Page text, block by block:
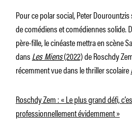
Pour ce polar social, Peter Dourountzis
de comédiens et comédiennes solide.
père-fille, le cinéaste mettra en scène
dansLes Miens(2022)de Roschdy
récemment vue dans le thriller scolaire
Roschdy Zem : « Le plus grand défi,
professionnellement évidemment »